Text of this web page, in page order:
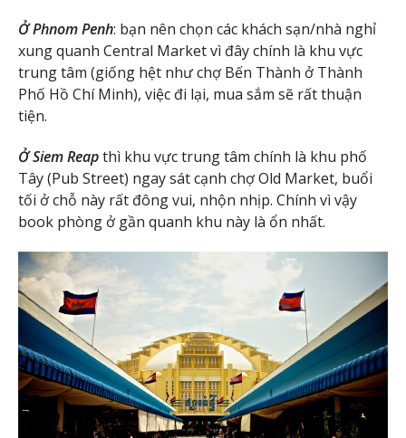
Ở Phnom Penh: bạn nên chọn các khách sạn/nhà nghỉ
xung quanh Central Market vì đây chính là khu vực
trung tâm (giống hệt như chợ Bến Thành ở Thành
Phố Hồ Chí Minh), việc đi lại, mua sắm sẽ rất thuận
tiện.
Ở Siem Reapthì khu vực trung tâm chính là khu phố
Tây (Pub Street) ngay sát cạnh chợ Old Market, buổi
tối ở chỗ này rất đông vui, nhộn nhịp. Chính vì vậy
book phòng ở gần quanh khu này là ổn nhất.